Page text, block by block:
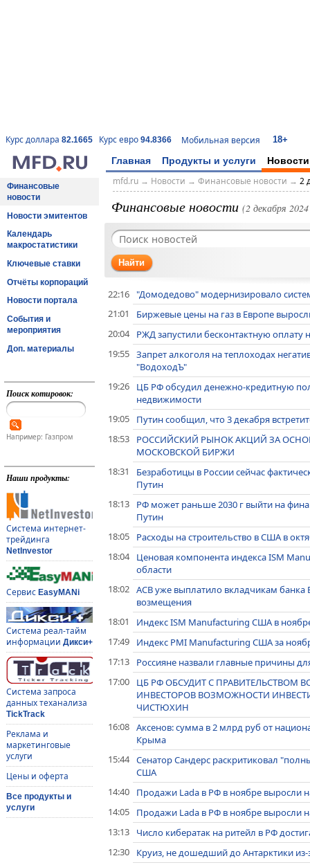
Курс доллара 82.1665 Курс евро 94.8366 Мобильная версия 18+
Главная Продукты и услуги Новости
Финансовые
новости
Новости эмитентов
Календарь
макростатистики
Ключевые ставки
Отчёты корпораций
Новости портала
События и
мероприятия
Доп. материалы
Поиск котировок:
Например: Газпром
Наши продукты:
Система интернет-
трейдинга
NetInvestor
Сервис EasyMANi
Система реал-тайм
информации Дикси+
Система запроса
данных теханализа
TickTrack
Реклама и
маркетинговые
услуги
Цены и оферта
Все продукты и
услуги
mfd.ru→ Новости → Финансовые новости → 2
Финансовые новости (2 декабря
Найти
22:16 "Домодедово" модернизировало
21:01
Биржевые цены на газ в Европе
20:04
РЖД запустили бесконтактную
19:55 Запрет алкоголя на теплоходах
"ВодоходЪ"
19:26
ЦБ РФ обсудил денежно-кредитную
недвижимости
19:05
Путин сообщил, что 3 декабря
18:53
РОССИЙСКИЙ РЫНОК АКЦИЙ ЗА
МОСКОВСКОЙ БИРЖИ
18:31
Безработицы в России сейчас
Путин
18:13
РФ может раньше 2030 г выйти на
Путин
18:05
Расходы на строительство в США в
18:04
Ценовая компонента индекса ISM
области
18:02 АСВ уже выплатило вкладчикам банка
возмещения
18:01
Индекс ISM Manufacturing США в
17:49
Индекс PMI Manufacturing США за
17:13
Россияне назвали главные причины
17:00
ЦБ РФ ОБСУДИТ С ПРАВИТЕЛЬСТВОМ
ИНВЕСТОРОВ ВОЗМОЖНОСТИ
ЧИСТЮХИН
16:08 Аксенов: сумма в 2 млрд руб от
Крыма
15:44 Сенатор Сандерс раскритиковал
США
14:40
Продажи Lada в РФ в ноябре выросли
14:05
Продажи Lada в РФ в ноябре выросли
13:13
Число кибератак на ритейл в РФ
12:30
Круиз, не дошедший до Антарктики из-